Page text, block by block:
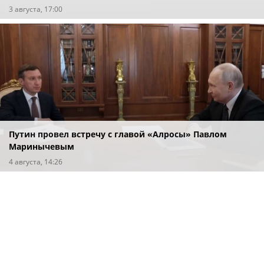
3 августа, 17:00
Путин провел встречу с главой «Алросы» Павлом
Маринычевым
4 августа, 14:26